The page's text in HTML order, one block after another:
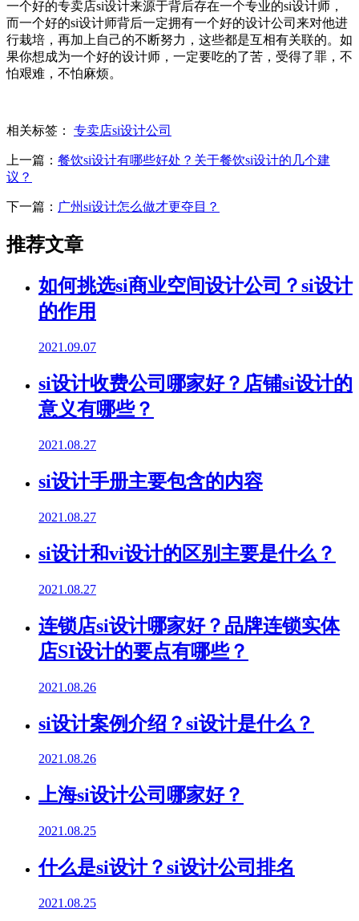
一个好的专卖店si设计来源于背后存在一个专业的si设计师，
而一个好的si设计师背后一定拥有一个好的设计公司来对他进
行栽培，再加上自己的不断努力，这些都是互相有关联的。如
果你想成为一个好的设计师，一定要吃的了苦，受得了罪，不
怕艰难，不怕麻烦。
相关标签： 专卖店si设计公司
上一篇： 餐饮si设计有哪些好处？关于餐饮si设计的几个建
议？
下一篇： 广州si设计怎么做才更夺目？
推荐文章
如何挑选si商业空间设计公司？si设计
的作用
2021.09.07
si设计收费公司哪家好？店铺si设计的
意义有哪些？
2021.08.27
si设计手册主要包含的内容
2021.08.27
si设计和vi设计的区别主要是什么？
2021.08.27
连锁店si设计哪家好？品牌连锁实体
店SI设计的要点有哪些？
2021.08.26
si设计案例介绍？si设计是什么？
2021.08.26
上海si设计公司哪家好？
2021.08.25
什么是si设计？si设计公司排名
2021.08.25